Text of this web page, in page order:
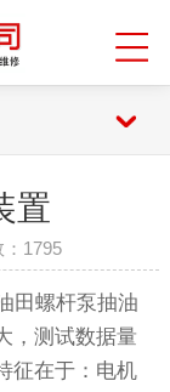
置
1795
田螺杆泵抽油
，测试数据量
征在于：电机